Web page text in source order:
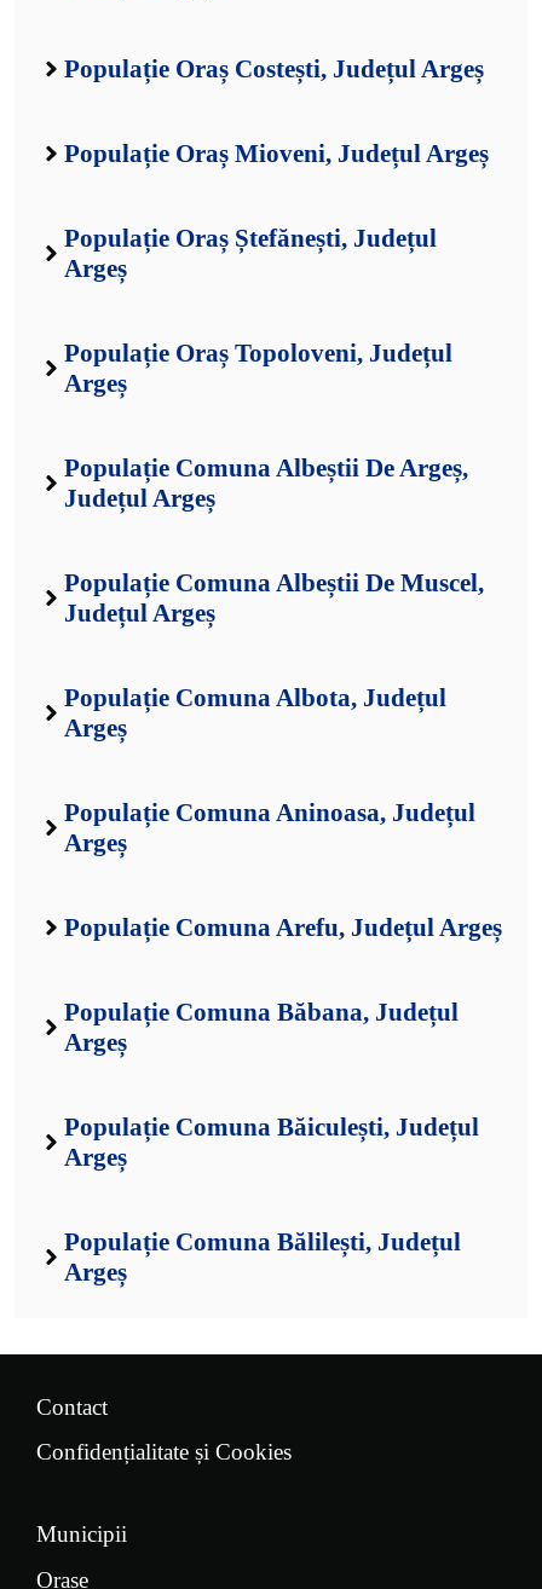
Populație Oraș Costești, Județul Argeș
Populație Oraș Mioveni, Județul Argeș
Populație Oraș Ștefănești, Județul
Argeș
Populație Oraș Topoloveni, Județul
Argeș
Populație Comuna Albeștii De Argeș,
Județul Argeș
Populație Comuna Albeștii De Muscel,
Județul Argeș
Populație Comuna Albota, Județul
Argeș
Populație Comuna Aninoasa, Județul
Argeș
Populație Comuna Arefu, Județul Argeș
Populație Comuna Băbana, Județul
Argeș
Populație Comuna Băiculești, Județul
Argeș
Populație Comuna Bălilești, Județul
Argeș
Contact
Confidențialitate și Cookies
Municipii
Orașe